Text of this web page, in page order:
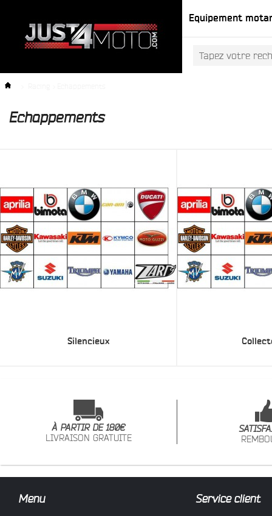
Equipement
Echappements
Silencieux
À PARTIR DE 180€
LIVRAISON GRATUITE
Menu Service client